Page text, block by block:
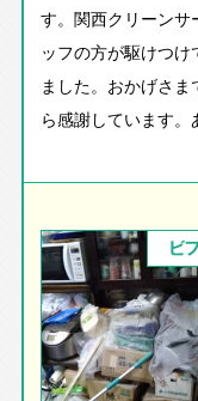
す。関西クリーンサ
ッフの方が駆けつ
ました。おかげさ
ら感謝しています。
ビ